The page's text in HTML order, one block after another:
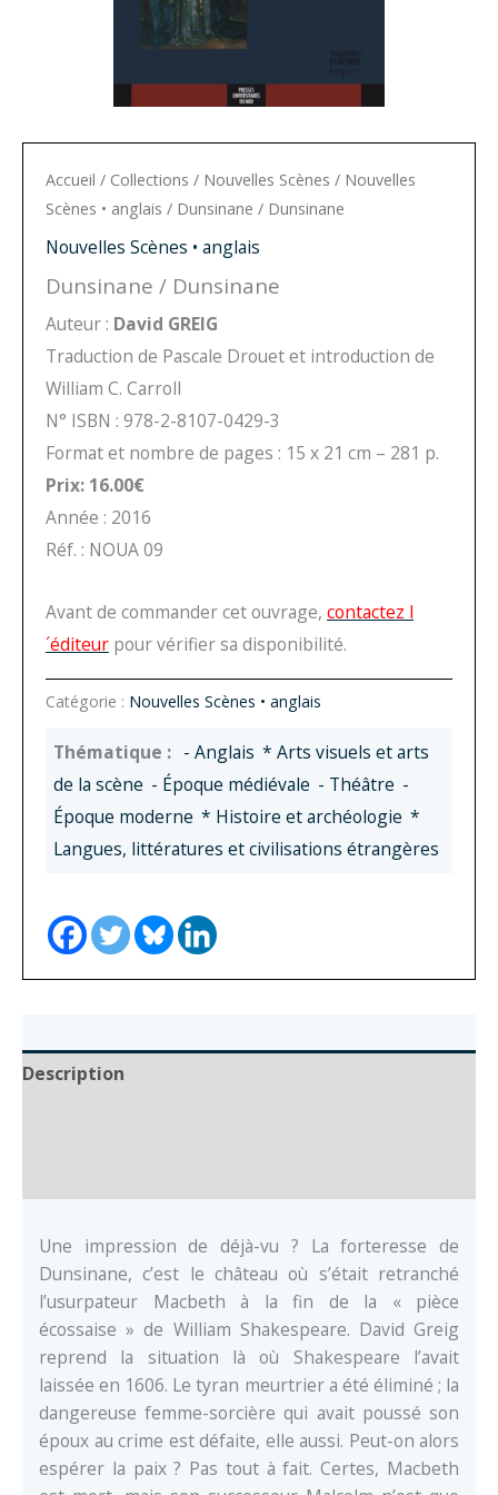
Accueil / Collections / Nouvelles Scènes / Nouvelles
Scènes • anglais / Dunsinane / Dunsinane
Nouvelles Scènes • anglais
Dunsinane / Dunsinane
Auteur : David GREIG
Traduction de Pascale Drouet et introduction de
William C. Carroll
N° ISBN : 978-2-8107-0429-3
Format et nombre de pages : 15 x 21 cm – 281 p.
Prix: 16.00€
Année : 2016
Réf. : NOUA 09
Avant de commander cet ouvrage, contactez l
´éditeur pour vérifier sa disponibilité.
Catégorie : Nouvelles Scènes • anglais
- Anglais * Arts visuels et arts
de la scène - Époque médiévale - Théâtre -
Époque moderne * Histoire et archéologie *
Langues, littératures et civilisations étrangères
Description
Une impression de déjà-vu ? La forteresse de
Dunsinane, c’est le château où s’était retranché
l’usurpateur Macbeth à la fin de la « pièce
écossaise » de William Shakespeare. David Greig
reprend la situation là où Shakespeare l’avait
laissée en 1606. Le tyran meurtrier a été éliminé ; la
dangereuse femme-sorcière qui avait poussé son
époux au crime est défaite, elle aussi. Peut-on alors
espérer la paix ? Pas tout à fait. Certes, Macbeth